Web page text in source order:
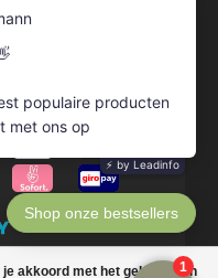
akkoord met het gebruik van